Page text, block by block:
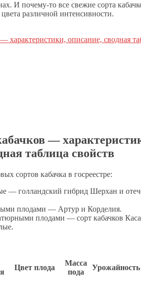
И почему-то все свежие сорта
различной интенсивности.
характеристики, описание, сводная
—
таблица свойств
сортов кабачка в госреестре:
— голландский гибрид Шерхан и
плодами — Артур и Корделия.
плодами — сорт кабачков
Цвет плода
Масса
пода
Урожайность